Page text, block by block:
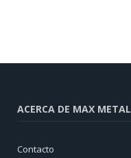
ACERCA DE MAX METAL
Contacto